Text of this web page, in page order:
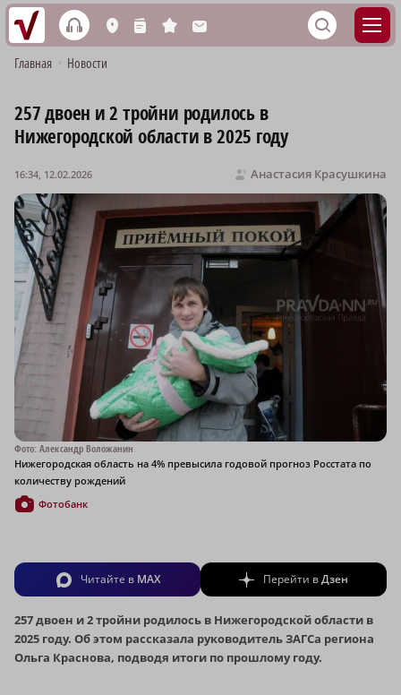
h L n s M S
Главная Новости
257 двоен и 2 тройни родилось в
Нижегородской области в 2025 году
Анастасия Красушкина
16:34, 12.02.2026
Фото: Александр Воложанин
Нижегородская область на 4% превысила годовой прогноз Росстата по
количеству рождений
Фотобанк
Читайте в MAX Перейти вДзен
257 двоен и 2 тройни родилось в Нижегородской области в
2025 году. Об этом рассказала руководитель ЗАГСа региона
Ольга Краснова, подводя итоги по прошлому году.